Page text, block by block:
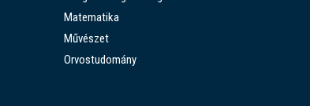
Matematika
Művészet
Orvostudomány